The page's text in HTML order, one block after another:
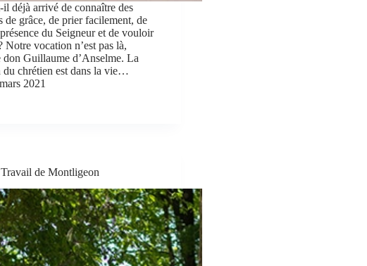
il déjà arrivé de connaître des
de grâce, de prier facilement, de
du Seigneur et de vouloir
Notre vocation n’est pas là,
don Guillaume d’Anselme. La
du chrétien est dans la vie…
2021
de Montligeon